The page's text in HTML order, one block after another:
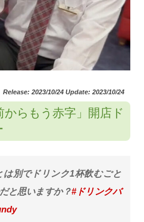
Release: 2023/10/24 Update: 2023/10/24
からもう赤字」開店ド
は別でドリンク1杯飲むごと
と思いますか？#ドリンクバ